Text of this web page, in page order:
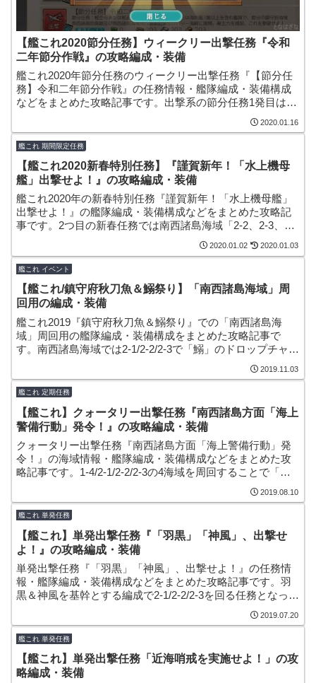
【艦これ2020節分任務】ウィークリー出撃任務『令和
二年節分作戦』の攻略編成・装備
艦これ2020年節分任務のウィークリー出撃任務『【節分任
務】令和二年節分作戦』の任務情報・艦隊編成・装備構成
などをまとめた攻略記事です。出撃系の節分任務1発目は
「1-4、2-1、2-2」を回る簡単任務。「節分の豆×1」に加え
て、洋上補給/緊急修理資材などを選択報酬でゲットできま
す！
2020.01.16
艦これ 期間限定任務
【艦これ2020新春特別任務】『謹賀新年！「水上機母
艦」出撃せよ！』の攻略編成・装備
艦これ2020年の新春特別任務『謹賀新年！「水上機母艦」
出撃せよ！』の艦隊編成・装備構成などをまとめた攻略記
事です。2つ目の新春任務では南西諸島海域「2-2、2-3、2-
4」に各2回ずつ出撃してお年玉を貰いに行きます(≧∇≦)/
2020.01.02 2020.01.03
艦これ イベント
【艦これ/鎮守府秋刀魚＆鰯祭り】「南西諸島海域」周
回用の編成・装備
艦これ2019『鎮守府秋刀魚＆鰯祭り』での「南西諸島海
域」周回用の艦隊編成・装備構成をまとめた攻略記事で
す。南西諸島海域では2-1/2-2/2-3で「鰯」のドロップチャン
スがあり、2-2ボスで「佐渡」、2-3ボスで「松輪」も狙え
2019.11.03
艦これ 定期任務
【艦これ】クォータリー出撃任務『南西諸島方面「海上
警備行動」発令！』の攻略編成・装備
クォータリー出撃任務『南西諸島方面「海上警備行動」発
令！』の海域情報・艦隊編成・装備構成などをまとめた攻
略記事です。1-4/2-1/2-2/2-3の4海域を周回することで「戦
果」「改修資材」などを獲得できる季節毎のボーナス任務
2019.08.10
艦これ 単発任務
【艦これ】単発出撃任務『「羽黒」「神風」、出撃せ
よ！』の攻略編成・装備
単発出撃任務『「羽黒」「神風」、出撃せよ！』の任務情
報・艦隊編成・装備構成などをまとめた攻略記事です。羽
黒＆神風を基幹とする編成で2-1/2-2/2-3を回る任務となって
2019.07.20
艦これ 単発任務
【艦これ】単発出撃任務「近海哨戒を実施せよ！」の攻
略編成・装備